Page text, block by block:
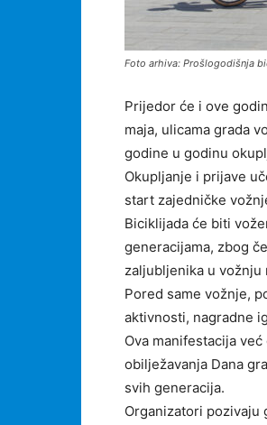
Foto arhiva: Prošlogodišnja
Prijedor će i ove
maja, ulicama grada
godine u godinu
Okupljanje i prijave
start zajedničke
Biciklijada će biti
generacijama, zbog
zaljubljenika u vožnju
Pored same vožnje,
aktivnosti, nagradne
Ova manifestacija
obilježavanja Dana
svih generacija.
Organizatori